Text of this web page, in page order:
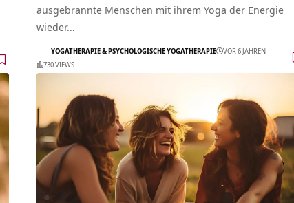
ausgebrannte Menschen mit ihrem Yoga der Energie
wieder…
YOGATHERAPIE & PSYCHOLOGISCHE YOGATHERAPIE
VOR 6 JAHREN
730 VIEWS